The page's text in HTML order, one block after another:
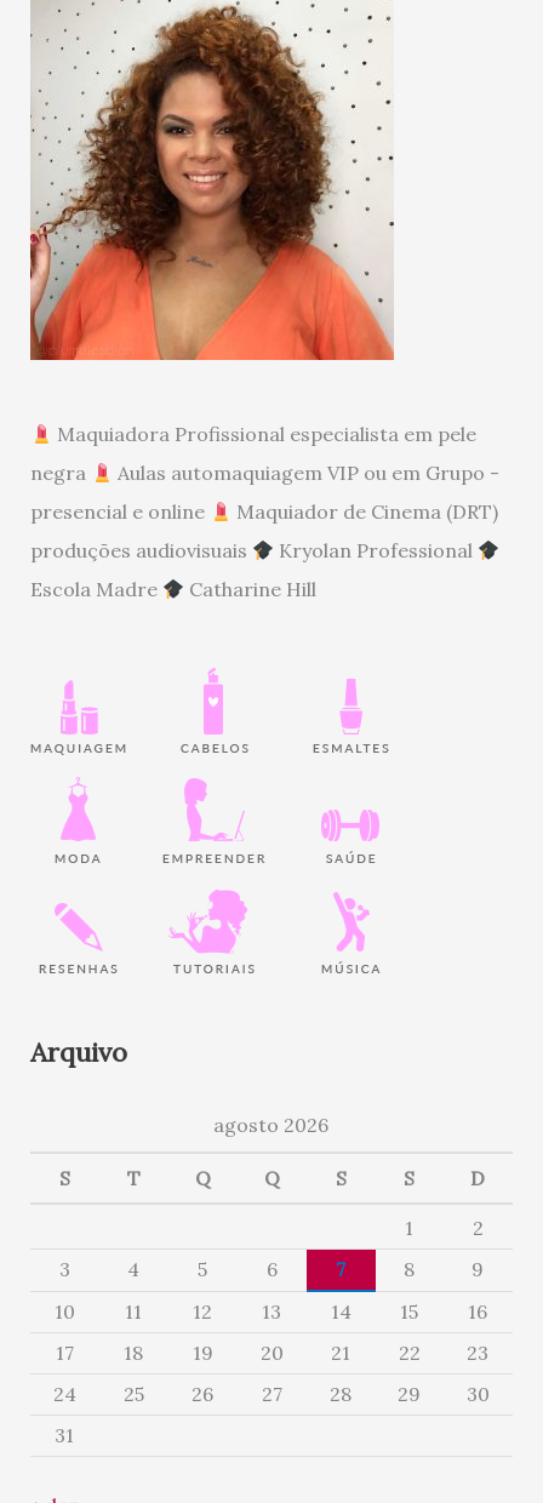
Maquiadora Profissional especialista em pele
negra
Aulas automaquiagem VIP ou em Grupo -
presencial e online
Maquiador de Cinema (DRT)
produções audiovisuais
Kryolan Professional
Escola Madre
Catharine Hill
Arquivo
agosto 2026
S T Q Q S S D
1
2
3
4 5 6 7 8
9
10
11 12 13 14 15
16
17
18 19 20 21 22
23
24
25 26 27 28 29
30
31